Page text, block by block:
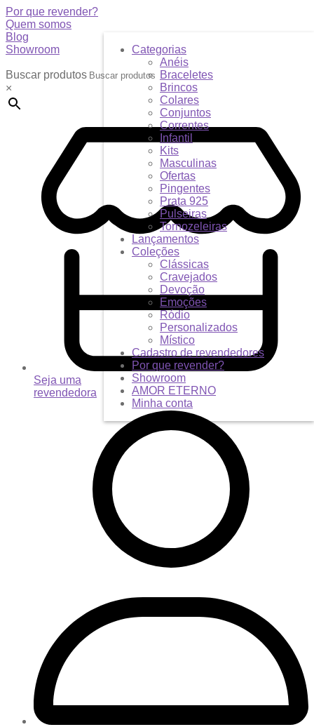
Por que revender?
Quem somos
Blog
Showroom
Buscar produtos
×
Seja uma
revendedora
Categorias
Anéis
Braceletes
Brincos
Colares
Conjuntos
Correntes
Infantil
Kits
Masculinas
Ofertas
Pingentes
Prata 925
Pulseiras
Tornozeleiras
Lançamentos
Coleções
Clássicas
Cravejados
Devoção
Emoções
Ródio
Personalizados
Místico
Cadastro de revendedores
Por que revender?
Showroom
AMOR ETERNO
Minha conta